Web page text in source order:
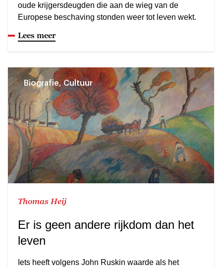
oude krijgersdeugden die aan de wieg van de
Europese beschaving stonden weer tot leven wekt.
Lees meer
Biografie, Cultuur
Thomas Heij
Er is geen andere rijkdom dan het
leven
Iets heeft volgens John Ruskin waarde als het